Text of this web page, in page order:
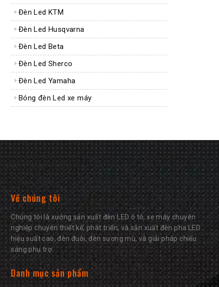
Đèn Led KTM
Đèn Led Husqvarna
Đèn Led Beta
Đèn Led Sherco
Đèn Led Yamaha
Bóng đèn Led xe máy
Về chúng tôi
Chúng tôi là xưởng sản xuất đèn LED ô tô, xe máy chuyên
nghiệp chuyên thiết kế, phát triển, và sản xuất đèn pha LED
hiệu suất cao, đèn đuôi, đèn sương mù, và giải pháp chiếu
sáng phụ trợ.
Danh mục sản phẩm